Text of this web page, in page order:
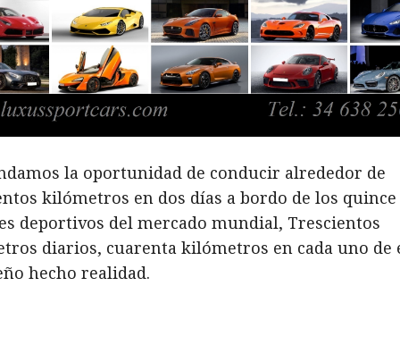
la oportunidad de conducir alrededor de
kilómetros en dos días a bordo de los quince
deportivos del mercado mundial, Trescientos
diarios, cuarenta kilómetros en cada uno de
hecho realidad.